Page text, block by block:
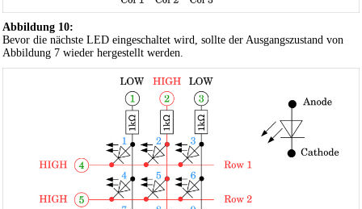
Abbildung 10:
Bevor die nächste LED eingeschaltet wird, sollte der Ausgangszustand von
Abbildung 7 wieder hergestellt werden.